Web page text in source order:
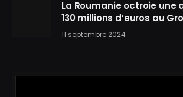
La Roumanie octroie une
130 millions d’euros au
11 septembre 2024